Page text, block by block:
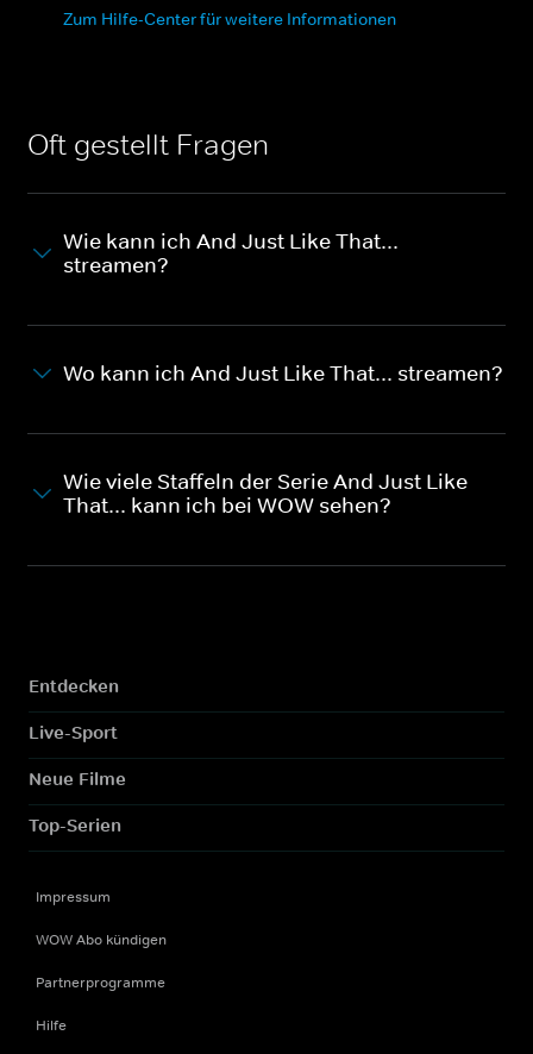
Zum Hilfe-Center für weitere Informationen
Oft gestellt Fragen
Wie kann ich And Just Like That...
streamen?
Wo kann ich And Just Like That... streamen?
Wie viele Staffeln der Serie And Just Like
That... kann ich bei WOW sehen?
Entdecken
Live-Sport
Neue Filme
Top-Serien
Impressum
WOW Abo kündigen
Partnerprogramme
Hilfe